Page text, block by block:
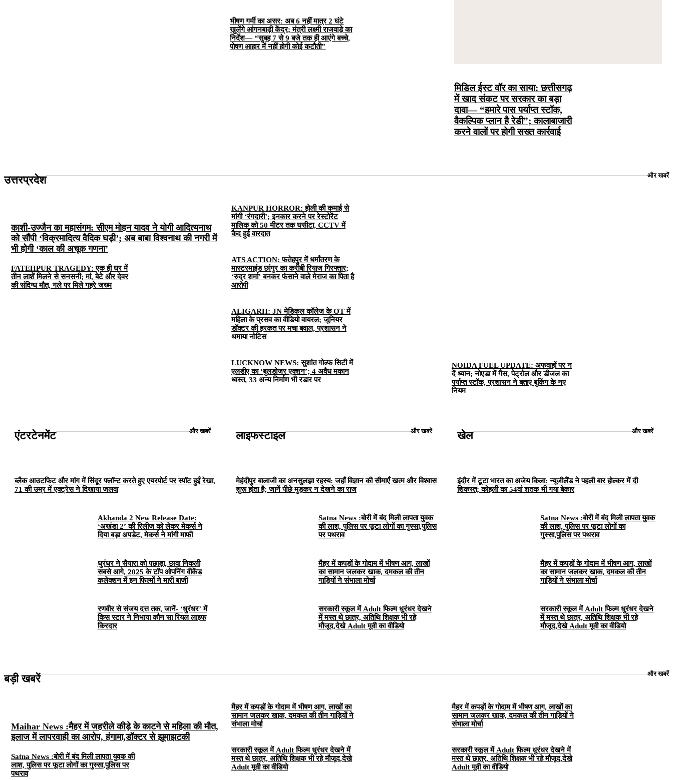
भीषण गर्मी का असर: अब 6 नहीं मात्र 2 घंटे
खुलेंगे आंगनबाड़ी केंद्र; मंत्री लक्ष्मी राजवाड़े का
निर्देश— “सुबह 7 से 9 बजे तक ही आएंगे बच्चे,
पोषण आहार में नहीं होगी कोई कटौती”
मिडिल ईस्ट वॉर का साया: छत्तीसगढ़
में खाद संकट पर सरकार का बड़ा
दावा— “हमारे पास पर्याप्त स्टॉक,
वैकल्पिक प्लान है रेडी”; कालाबाजारी
करने वालों पर होगी सख्त कार्रवाई
उत्तरप्रदेश और खबरें
काशी-उज्जैन का महासंगम: सीएम मोहन यादव ने योगी आदित्यनाथ
को सौंपी ‘विक्रमादित्य वैदिक घड़ी’; अब बाबा विश्वनाथ की नगरी में
भी होगी ‘काल की अचूक गणना’
FATEHPUR TRAGEDY: एक ही घर में
तीन लाशें मिलने से सनसनी; मां, बेटे और देवर
की संदिग्ध मौत, गले पर मिले गहरे जख्म
KANPUR HORROR: होली की कमाई से
मांगी ‘रंगदारी’; इनकार करने पर रेस्टोरेंट
मालिक को 50 मीटर तक घसीटा, CCTV में
कैद हुई वारदात
ATS ACTION: फतेहपुर में धर्मांतरण के
मास्टरमाइंड छांगुर का करीबी रियाज गिरफ्तार;
‘रुद्र शर्मा’ बनकर फंसाने वाले मेराज का पिता है
आरोपी
ALIGARH: JN मेडिकल कॉलेज के OT में
महिला के प्रसव का वीडियो वायरल; जूनियर
डॉक्टर की हरकत पर मचा बवाल, प्रशासन ने
थमाया नोटिस
LUCKNOW NEWS: सुशांत गोल्फ सिटी में
एलडीए का ‘बुलडोजर एक्शन’; 4 अवैध मकान
ध्वस्त, 33 अन्य निर्माण भी रडार पर
NOIDA FUEL UPDATE: अफवाहों पर न
दें ध्यान; नोएडा में गैस, पेट्रोल और डीजल का
पर्याप्त स्टॉक, प्रशासन ने बताए बुकिंग के नए
नियम
एंटरटेनमेंट और खबरें
ब्लैक आउटफिट और मांग में सिंदूर फ्लॉन्ट करते हुए एयरपोर्ट पर स्पॉट हुईं रेखा,
71 की उम्र में एक्ट्रेस ने दिखाया जलवा
Akhanda 2 New Release Date:
‘अखंडा 2’ की रिलीज को लेकर मेकर्स ने
दिया बड़ा अपडेट, मेकर्स ने मांगी माफी
धुरंधर ने सैयारा को पछाड़ा, छावा निकली
सबसे आगे, 2025 के टॉप ओपनिंग वीकेंड
कलेक्शन में इन फिल्मों ने मारी बाजी
रणवीर से संजय दत्त तक, जानें- ‘धुरंधर’ में
किस स्टार ने निभाया कौन सा रियल लाइफ
किरदार
लाइफस्टाइल और खबरें
मेहंदीपुर बालाजी का अनसुलझा रहस्य: जहाँ विज्ञान की सीमाएँ खत्म और विश्वास
शुरू होता है; जानें पीछे मुड़कर न देखने का राज
Satna News :बोरी में बंद मिली लापता युवक
की लाश, पुलिस पर फूटा लोगों का गुस्सा,पुलिस
पर पथराव
मैहर में कपड़ों के गोदाम में भीषण आग, लाखों
का सामान जलकर खाक, दमकल की तीन
गाड़ियों ने संभाला मोर्चा
सरकारी स्कूल में Adult फिल्म धुरंधर देखने
में मस्त थे छात्र, अतिथि शिक्षक भी रहे
मौजूद,देखे Adult मूवी का वीडियो
खेल और खबरें
इंदौर में टूटा भारत का अजेय किला: न्यूजीलैंड ने पहली बार होल्कर में दी
शिकस्त; कोहली का 54वां शतक भी गया बेकार
Satna News :बोरी में बंद मिली लापता युवक
की लाश, पुलिस पर फूटा लोगों का
गुस्सा,पुलिस पर पथराव
मैहर में कपड़ों के गोदाम में भीषण आग, लाखों
का सामान जलकर खाक, दमकल की तीन
गाड़ियों ने संभाला मोर्चा
सरकारी स्कूल में Adult फिल्म धुरंधर देखने
में मस्त थे छात्र, अतिथि शिक्षक भी रहे
मौजूद,देखे Adult मूवी का वीडियो
बड़ी खबरें और खबरें
Maihar News :मैहर में जहरीले कीड़े के काटने से महिला की मौत,
इलाज में लापरवाही का आरोप, हंगामा,डॉक्टर से झूमाझटकी
Satna News :बोरी में बंद मिली लापता युवक की
लाश, पुलिस पर फूटा लोगों का गुस्सा,पुलिस पर
पथराव
मैहर में कपड़ों के गोदाम में भीषण आग, लाखों का
सामान जलकर खाक, दमकल की तीन गाड़ियों ने
संभाला मोर्चा
सरकारी स्कूल में Adult फिल्म धुरंधर देखने में
मस्त थे छात्र, अतिथि शिक्षक भी रहे मौजूद,देखे
Adult मूवी का वीडियो
मैहर में कपड़ों के गोदाम में भीषण आग, लाखों का
सामान जलकर खाक, दमकल की तीन गाड़ियों ने
संभाला मोर्चा
सरकारी स्कूल में Adult फिल्म धुरंधर देखने में
मस्त थे छात्र, अतिथि शिक्षक भी रहे मौजूद,देखे
Adult मूवी का वीडियो